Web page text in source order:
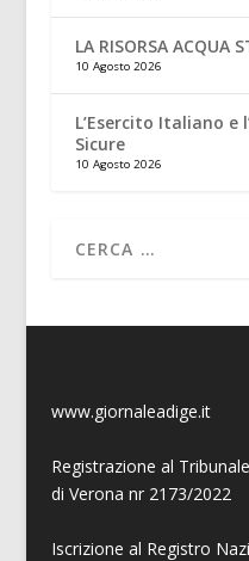
LA RISORSA ACQUA
10 Agosto 2026
L’Esercito Italiano e
Sicure
10 Agosto 2026
www.giornaleadige.it
Registrazione al
di Verona nr 2173/2022
Iscrizione al Registro